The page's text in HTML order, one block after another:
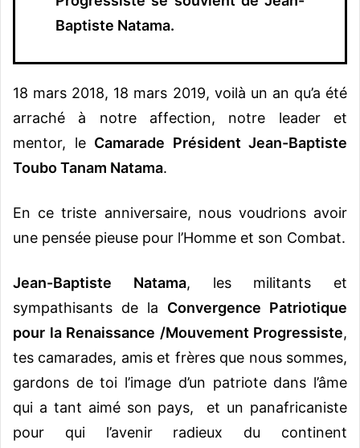
Baptiste Natama.
18 mars 2018, 18 mars 2019, voilà un an qu’a été
arraché à notre affection, notre leader et
mentor, le Camarade Président Jean-Baptiste
Toubo Tanam Natama.
En ce triste anniversaire, nous voudrions avoir
une pensée pieuse pour l’Homme et son Combat.
Jean-Baptiste Natama, les militants et
sympathisants de la Convergence Patriotique
pour la Renaissance /Mouvement Progressiste,
tes camarades, amis et frères que nous sommes,
gardons de toi l’image d’un patriote dans l’âme
qui a tant aimé son pays, et un panafricaniste
pour qui l’avenir radieux du continent